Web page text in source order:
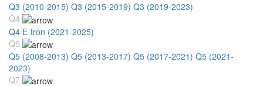
Q3 (2010-2015) Q3 (2015-2019) Q3 (2019-2023)
Q4
Q4 E-tron (2021-2025)
Q5
Q5 (2008-2013) Q5 (2013-2017) Q5 (2017-2021) Q5 (2021-
2023)
Q7